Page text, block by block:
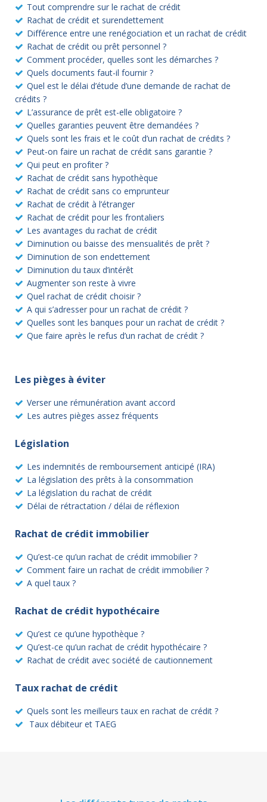
Tout comprendre sur le rachat de crédit
Rachat de crédit et surendettement
Différence entre une renégociation et un rachat de crédit
Rachat de crédit ou prêt personnel ?
Comment procéder, quelles sont les démarches ?
Quels documents faut-il fournir ?
Quel est le délai d’étude d’une demande de rachat de
crédits ?
L’assurance de prêt est-elle obligatoire ?
Quelles garanties peuvent être demandées ?
Quels sont les frais et le coût d’un rachat de crédits ?
Peut-on faire un rachat de crédit sans garantie ?
Qui peut en profiter ?
Rachat de crédit sans hypothèque
Rachat de crédit sans co emprunteur
Rachat de crédit à l’étranger
Rachat de crédit pour les frontaliers
Les avantages du rachat de crédit
Diminution ou baisse des mensualités de prêt ?
Diminution de son endettement
Diminution du taux d’intérêt
Augmenter son reste à vivre
Quel rachat de crédit choisir ?
A qui s’adresser pour un rachat de crédit ?
Quelles sont les banques pour un rachat de crédit ?
Que faire après le refus d’un rachat de crédit ?
Les pièges à éviter
Verser une rémunération avant accord
Les autres pièges assez fréquents
Législation
Les indemnités de remboursement anticipé (IRA)
La législation des prêts à la consommation
La législation du rachat de crédit
Délai de rétractation / délai de réflexion
Rachat de crédit immobilier
Qu’est-ce qu’un rachat de crédit immobilier ?
Comment faire un rachat de crédit immobilier ?
A quel taux ?
Rachat de crédit hypothécaire
Qu’est ce qu’une hypothèque ?
Qu’est-ce qu’un rachat de crédit hypothécaire ?
Rachat de crédit avec société de cautionnement
Taux rachat de crédit
Quels sont les meilleurs taux en rachat de crédit ?
Taux débiteur et TAEG